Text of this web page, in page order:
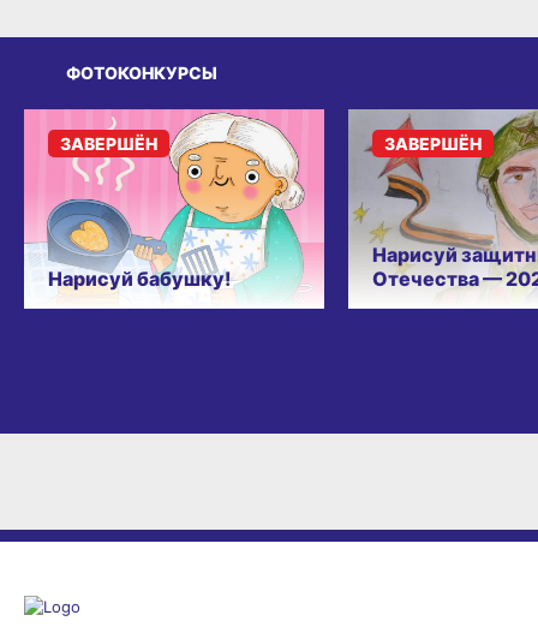
ФОТОКОНКУРСЫ
Нарисуй бабушку!
ЗАВЕРШЁН
Нарисуй
Отечества —
ЗАВЕРШЁН